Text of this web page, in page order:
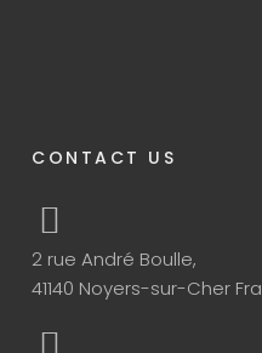
CONTACT US
2 rue André Boulle,
41140 Noyers-sur-Cher